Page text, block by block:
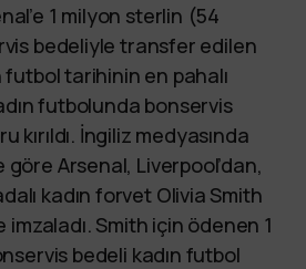
1 milyon sterlin (54
bedeliyle transfer edilen
futbol tarihinin en pahalı
futbolunda bonservis
kırıldı. İngiliz medyasında
Arsenal, Liverpool’dan,
kadın forvet Olivia Smith
imzaladı. Smith için ödenen 1
bedeli kadın futbol